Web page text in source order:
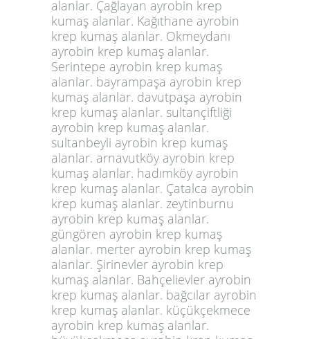
alanlar. Çağlayan ayrobin krep
kumaş alanlar. Kağıthane ayrobin
krep kumaş alanlar. Okmeydanı
ayrobin krep kumaş alanlar.
Serintepe ayrobin krep kumaş
alanlar. bayrampaşa ayrobin krep
kumaş alanlar. davutpaşa ayrobin
krep kumaş alanlar. sultançiftliği
ayrobin krep kumaş alanlar.
sultanbeyli ayrobin krep kumaş
alanlar. arnavutköy ayrobin krep
kumaş alanlar. hadımköy ayrobin
krep kumaş alanlar. Çatalca ayrobin
krep kumaş alanlar. zeytinburnu
ayrobin krep kumaş alanlar.
güngören ayrobin krep kumaş
alanlar. merter ayrobin krep kumaş
alanlar. Şirinevler ayrobin krep
kumaş alanlar. Bahçelievler ayrobin
krep kumaş alanlar. bağcılar ayrobin
krep kumaş alanlar. küçükçekmece
ayrobin krep kumaş alanlar.